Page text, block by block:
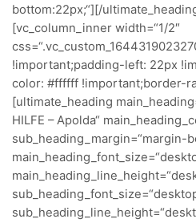
bottom:22px;“][/
[vc_column_inner width=“1/2″
!important;padding-left: 22px
color: #ffffff !important;border-
[ultimate_heading
HILFE – Apolda“
sub_heading_margin=“margin-